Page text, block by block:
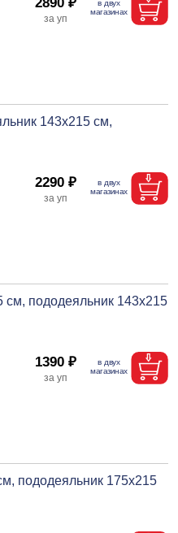
143х215 см,
2290 ₽
пододеяльник 143х215
1390 ₽
пододеяльник 175х215